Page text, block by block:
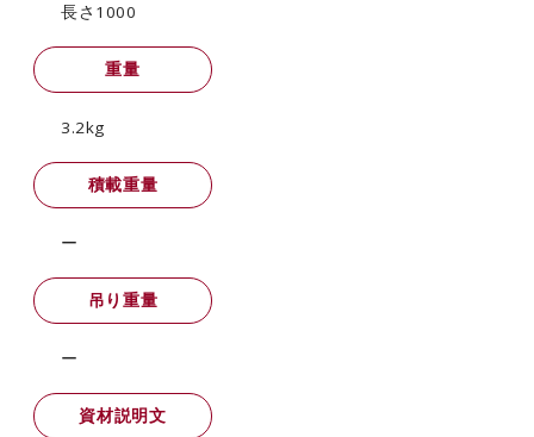
長さ1000
重量
3.2kg
積載重量
ー
吊り重量
ー
資材説明文